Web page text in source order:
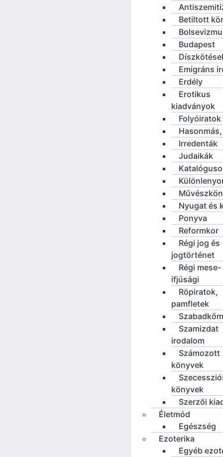
Betiltott
Budapest
Emigráns
Erdély
Erotikus
kiadványok
Folyóiratok
Irredenták
Judaikák
Nyugat és
Ponyva
Reformkor
Régi jog és
jogtörténet
Régi mese-
ifjúsági
Röpiratok,
pamfletek
Szamizdat
irodalom
Számozott
könyvek
könyvek
Szerzői
Életmód
Egészség
Ezoterika
Egyéb